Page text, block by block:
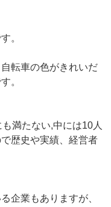
。
転車の色がきれいだ
。
満たない,中には10人
歴史や実績、経営者
企業もありますが、